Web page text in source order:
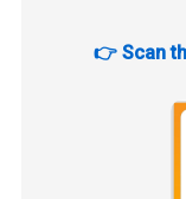
👉 Scan